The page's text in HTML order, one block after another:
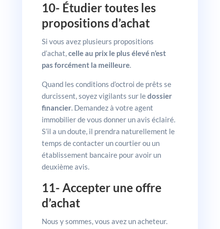
10- Étudier toutes les
propositions d’achat
Si vous avez plusieurs propositions
d’achat,celle au prix le plus élevé n’est
pas forcément la meilleure.
Quand les conditions d’octroi de prêts se
durcissent, soyez vigilants sur ledossier
financier. Demandez à votre agent
immobilier de vous donner un avis éclairé.
S’il a un doute, il prendra naturellement le
temps de contacter un courtier ou un
établissement bancaire pour avoir un
deuxième avis.
11- Accepter une offre
d’achat
Nous y sommes, vous avez un acheteur.